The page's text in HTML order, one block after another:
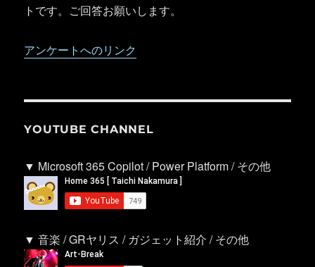
トです。ご回答お願いします。
アンケートへのリンク
YOUTUBE CHANNEL
▼ Microsoft 365 Copilot / Power Platform / その他
▼ 音楽 / GRヤリス / ガジェット紹介 / その他